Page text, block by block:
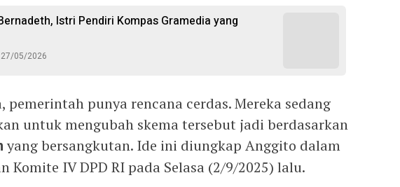
Istri Pendiri Kompas Gramedia yang
27/05/2026
pemerintah punya rencana cerdas. Mereka sedang
untuk mengubah skema tersebut jadi berdasarkan
yang bersangkutan. Ide ini diungkap Anggito dalam
Komite IV DPD RI pada Selasa (2/9/2025) lalu.